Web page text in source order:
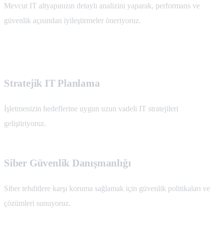
Mevcut IT altyapınızın detaylı analizini yaparak, performans ve
güvenlik açısından iyileştirmeler öneriyoruz.
Stratejik IT Planlama
İşletmenizin hedeflerine uygun uzun vadeli IT stratejileri
geliştiriyoruz.
Siber Güvenlik Danışmanlığı
Siber tehditlere karşı koruma sağlamak için güvenlik politikaları ve
çözümleri sunuyoruz.